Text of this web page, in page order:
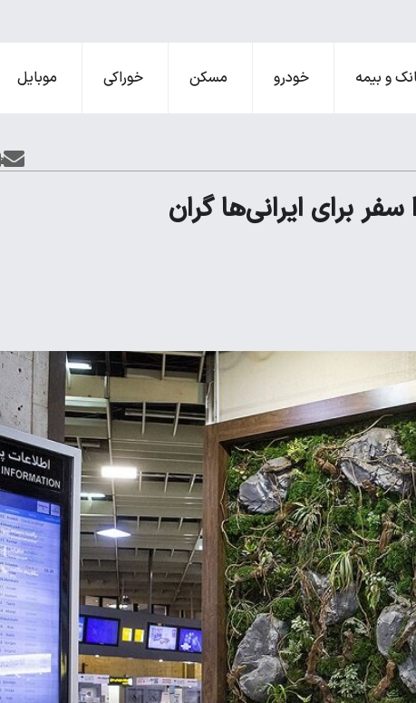
و بیمه خودرو مسکن خوراکی موبایل
سفر برای ایرانی‌ها گران